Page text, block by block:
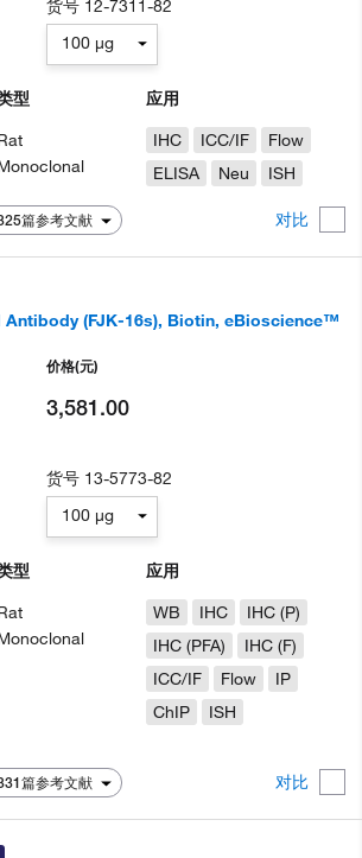
篇参考文献 对比
型
应用
IHC
ICC/IF
Flow
ELISA
Neu ISH
货号 12-7311-82
100 µg
Antibody (FJK-16s), Biotin, eBioscience™
篇参考文献 对比
型
应用
WB
IHC
IHC (P)
IHC (PFA)
IHC (F)
ICC/IF
Flow
IP
ChIP
ISH
价格(元)
3,581.00
货号 13-5773-82
100 µg